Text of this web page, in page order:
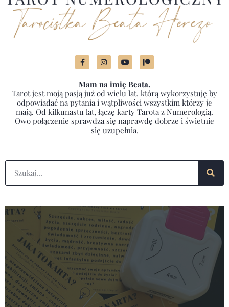
Mam na imię Beata.
Tarot jest moją pasją już od wielu lat, którą wykorzystuję by
odpowiadać na pytania i wątpliwości wszystkim którzy je
mają. Od kilkunastu lat, łączę karty Tarota z Numerologią.
Owo połączenie sprawdza się naprawdę dobrze i świetnie
się uzupełnia.